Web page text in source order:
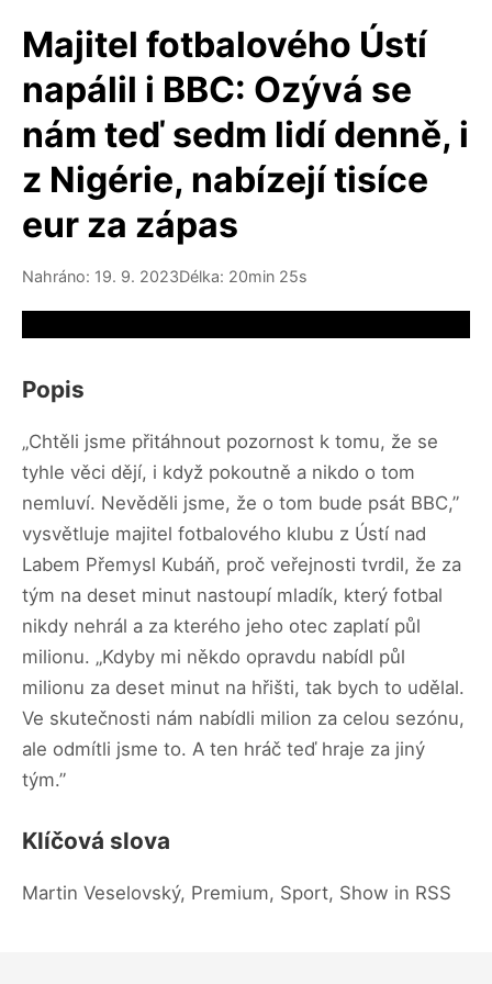
Majitel fotbalového Ústí
napálil i BBC: Ozývá se
nám teď sedm lidí denně, i
z Nigérie, nabízejí tisíce
eur za zápas
Nahráno: 19. 9. 2023Délka: 20min 25s
Popis
„Chtěli jsme přitáhnout pozornost k tomu, že se
tyhle věci dějí, i když pokoutně a nikdo o tom
nemluví. Nevěděli jsme, že o tom bude psát BBC,”
vysvětluje majitel fotbalového klubu z Ústí nad
Labem Přemysl Kubáň, proč veřejnosti tvrdil, že za
tým na deset minut nastoupí mladík, který fotbal
nikdy nehrál a za kterého jeho otec zaplatí půl
milionu. „Kdyby mi někdo opravdu nabídl půl
milionu za deset minut na hřišti, tak bych to udělal.
Ve skutečnosti nám nabídli milion za celou sezónu,
ale odmítli jsme to. A ten hráč teď hraje za jiný
tým.”
Klíčová slova
Martin Veselovský, Premium, Sport, Show in RSS